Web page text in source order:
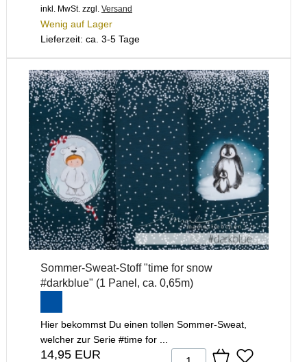
inkl. MwSt. zzgl. Versand
Wenig auf Lager
Lieferzeit: ca. 3-5 Tage
Sommer-Sweat-Stoff "time for snow
#darkblue" (1 Panel, ca. 0,65m)
Hier bekommst Du einen tollen Sommer-Sweat,
welcher zur Serie #time for ...
14,95 EUR